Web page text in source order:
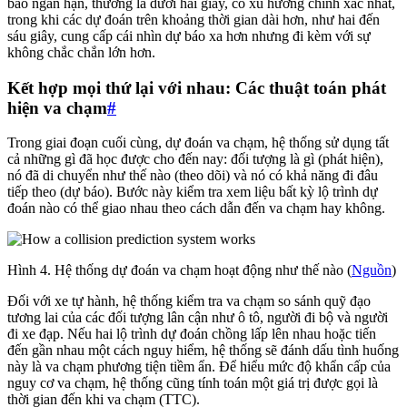
báo ngắn hạn, thường là dưới hai giây, có xu hướng chính xác nhất,
trong khi các dự đoán trên khoảng thời gian dài hơn, như hai đến
sáu giây, cung cấp cái nhìn dự báo xa hơn nhưng đi kèm với sự
không chắc chắn lớn hơn.
Kết hợp mọi thứ lại với nhau: Các thuật toán phát
hiện va chạm#
Trong giai đoạn cuối cùng, dự đoán va chạm, hệ thống sử dụng tất
cả những gì đã học được cho đến nay: đối tượng là gì (phát hiện),
nó đã di chuyển như thế nào (theo dõi) và nó có khả năng đi đâu
tiếp theo (dự báo). Bước này kiểm tra xem liệu bất kỳ lộ trình dự
đoán nào có thể giao nhau theo cách dẫn đến va chạm hay không.
Hình 4. Hệ thống dự đoán va chạm hoạt động như thế nào (Nguồn)
Đối với xe tự hành, hệ thống kiểm tra va chạm so sánh quỹ đạo
tương lai của các đối tượng lân cận như ô tô, người đi bộ và người
đi xe đạp. Nếu hai lộ trình dự đoán chồng lấp lên nhau hoặc tiến
đến gần nhau một cách nguy hiểm, hệ thống sẽ đánh dấu tình huống
này là va chạm phương tiện tiềm ẩn. Để hiểu mức độ khẩn cấp của
nguy cơ va chạm, hệ thống cũng tính toán một giá trị được gọi là
thời gian đến khi va chạm (TTC).